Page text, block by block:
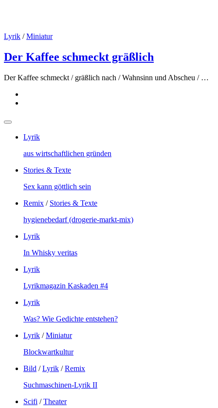
Lyrik /Miniatur
Der Kaffee schmeckt gräßlich
Der Kaffee schmeckt / gräßlich nach / Wahnsinn und Abscheu / …
Lyrik
aus wirtschaftlichen gründen
Stories & Texte
Sex kann göttlich sein
Remix / Stories & Texte
hygienebedarf (drogerie-markt-mix)
Lyrik
In Whisky veritas
Lyrik
Lyrikmagazin Kaskaden #4
Lyrik
Was? Wie Gedichte entstehen?
Lyrik /Miniatur
Blockwartkultur
Bild /Lyrik /Remix
Suchmaschinen-Lyrik II
Scifi /Theater